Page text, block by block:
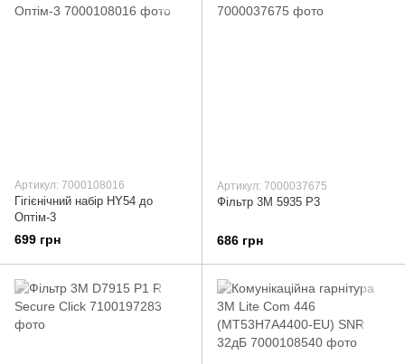
Артикул: 7000108016
Гігієнічний набір HY54 до
Оптім-3
699 грн
Артикул: 7000037675
Фільтр 3М 5935 Р3
686 грн